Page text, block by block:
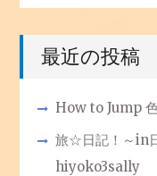
最近の投稿
How to Jump
旅☆日記！～in
hiyoko3sally